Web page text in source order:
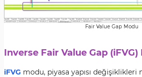
Fair Value Gap Modu
Inverse Fair Value Gap (iFVG)
iFVG modu, piyasa yapısı değişiklikleri